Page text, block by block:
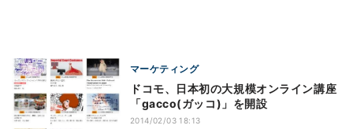
マーケティング
ドコモ、日本初の大規模オンライン講座
「gacco(ガッコ)」を開設
2014/02/03 18:13